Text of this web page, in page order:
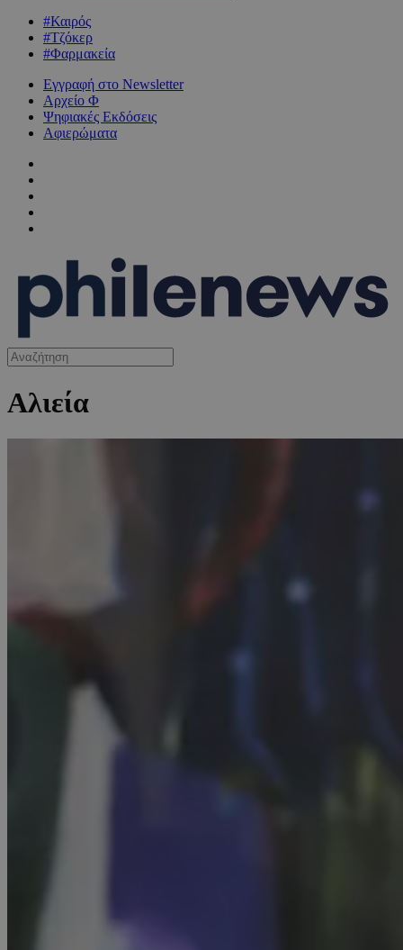
#Καιρός
#Τζόκερ
#Φαρμακεία
Εγγραφή στο Newsletter
Αρχείο Φ
Ψηφιακές Εκδόσεις
Αφιερώματα
Αλιεία